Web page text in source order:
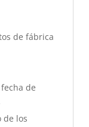
de fábrica
de
de los